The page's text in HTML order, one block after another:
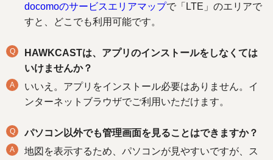
docomoのサービスエリアマップで「LTE」のエリアで
すと、どこでも利用可能です。
Q
HAWKCASTは、アプリのインストールをしなくては
いけませんか？
A
いいえ。アプリをインストール必要はありません。イ
ンターネットブラウザでご利用いただけます。
Q パソコン以外でも管理画面を見ることはできますか？
A
地図を表示するため、パソコンが見やすいですが、ス